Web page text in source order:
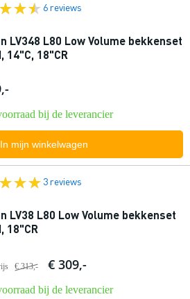
6 reviews
LV348 L80 Low Volume bekkenset
14"C, 18"CR
bij de leverancier
In mijn winkelwagen
3 reviews
LV38 L80 Low Volume bekkenset
18"CR
€ 313,- € 309,-
bij de leverancier